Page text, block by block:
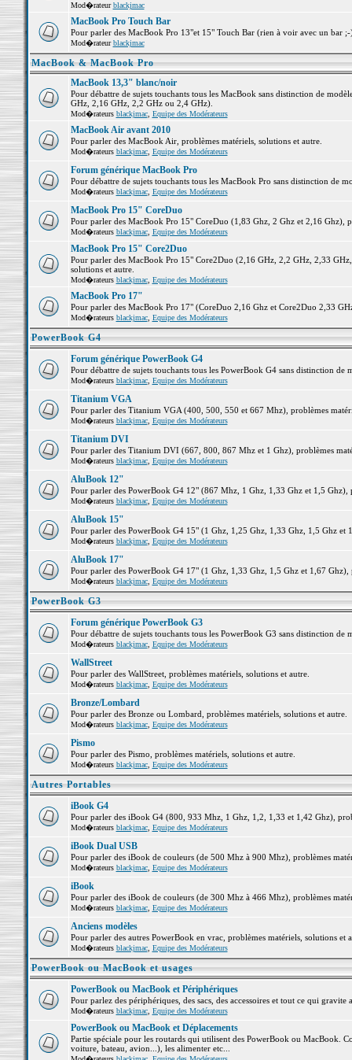
Mod�rateurblackjmac
MacBook Pro Touch Bar
Pour parler des MacBook Pro 13"et 15" Touch Bar (rien à voir avec un bar
Mod�rateurblackjmac
MacBook & MacBook Pro
MacBook 13,3" blanc/noir
Pour débattre de sujets touchants tous les MacBook sans distinction de
GHz, 2,16 GHz, 2,2 GHz ou 2,4 GHz).
Mod�rateurs blackjmac, Equipe des Modérateurs
MacBook Air avant 2010
Pour parler des MacBook Air, problèmes matériels, solutions et autre.
Mod�rateurs blackjmac, Equipe des Modérateurs
Forum générique MacBook Pro
Pour débattre de sujets touchants tous les MacBook Pro sans distinction de
Mod�rateurs blackjmac, Equipe des Modérateurs
MacBook Pro 15" CoreDuo
Pour parler des MacBook Pro 15" CoreDuo (1,83 Ghz, 2 Ghz et 2,16 Ghz),
Mod�rateurs blackjmac, Equipe des Modérateurs
MacBook Pro 15" Core2Duo
Pour parler des MacBook Pro 15" Core2Duo (2,16 GHz, 2,2 GHz, 2,33
solutions et autre.
Mod�rateurs blackjmac, Equipe des Modérateurs
MacBook Pro 17"
Pour parler des MacBook Pro 17" (CoreDuo 2,16 Ghz et Core2Duo 2,33
Mod�rateurs blackjmac, Equipe des Modérateurs
PowerBook G4
Forum générique PowerBook G4
Pour débattre de sujets touchants tous les PowerBook G4 sans distinction de
Mod�rateurs blackjmac, Equipe des Modérateurs
Titanium VGA
Pour parler des Titanium VGA (400, 500, 550 et 667 Mhz), problèmes
Mod�rateurs blackjmac, Equipe des Modérateurs
Titanium DVI
Pour parler des Titanium DVI (667, 800, 867 Mhz et 1 Ghz), problèmes
Mod�rateurs blackjmac, Equipe des Modérateurs
AluBook 12"
Pour parler des PowerBook G4 12" (867 Mhz, 1 Ghz, 1,33 Ghz et 1,5 Ghz),
Mod�rateurs blackjmac, Equipe des Modérateurs
AluBook 15"
Pour parler des PowerBook G4 15" (1 Ghz, 1,25 Ghz, 1,33 Ghz, 1,5 Ghz et
Mod�rateurs blackjmac, Equipe des Modérateurs
AluBook 17"
Pour parler des PowerBook G4 17" (1 Ghz, 1,33 Ghz, 1,5 Ghz et 1,67 Ghz),
Mod�rateurs blackjmac, Equipe des Modérateurs
PowerBook G3
Forum générique PowerBook G3
Pour débattre de sujets touchants tous les PowerBook G3 sans distinction de
Mod�rateurs blackjmac, Equipe des Modérateurs
WallStreet
Pour parler des WallStreet, problèmes matériels, solutions et autre.
Mod�rateurs blackjmac, Equipe des Modérateurs
Bronze/Lombard
Pour parler des Bronze ou Lombard, problèmes matériels, solutions et autre.
Mod�rateurs blackjmac, Equipe des Modérateurs
Pismo
Pour parler des Pismo, problèmes matériels, solutions et autre.
Mod�rateurs blackjmac, Equipe des Modérateurs
Autres Portables
iBook G4
Pour parler des iBook G4 (800, 933 Mhz, 1 Ghz, 1,2, 1,33 et 1,42 Ghz),
Mod�rateurs blackjmac, Equipe des Modérateurs
iBook Dual USB
Pour parler des iBook de couleurs (de 500 Mhz à 900 Mhz), problèmes
Mod�rateurs blackjmac, Equipe des Modérateurs
iBook
Pour parler des iBook de couleurs (de 300 Mhz à 466 Mhz), problèmes
Mod�rateurs blackjmac, Equipe des Modérateurs
Anciens modèles
Pour parler des autres PowerBook en vrac, problèmes matériels, solutions et
Mod�rateurs blackjmac, Equipe des Modérateurs
PowerBook ou MacBook et usages
PowerBook ou MacBook et Périphériques
Pour parlez des périphériques, des sacs, des accessoires et tout ce qui
Mod�rateurs blackjmac, Equipe des Modérateurs
PowerBook ou MacBook et Déplacements
Partie spéciale pour les routards qui utilisent des PowerBook ou MacBook.
voiture, bateau, avion...), les alimenter etc...